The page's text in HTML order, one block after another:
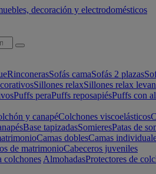
RinconerasSofás camaSofás 2 plazas
Sillones relaxSillones relax
Puffs peraPuffs reposapiésPuffs con
y canapéColchones viscoelásticos
Base tapizadasSomieresPatas de
Camas doblesCamas
de matrimonioCabeceros juveniles
colchones AlmohadasProtectores de